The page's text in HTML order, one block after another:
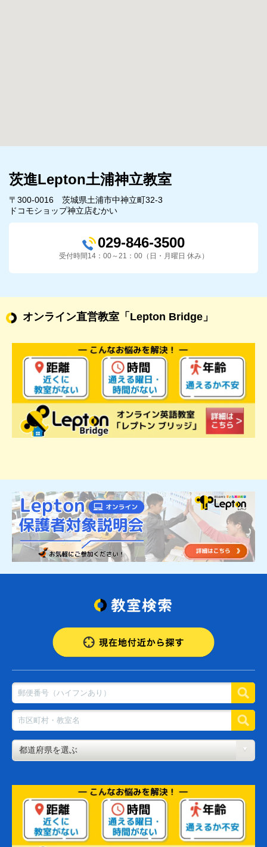
茨進Lepton土浦神立教室
〒300-0016 茨城県土浦市中神立町32-3
ドコモショップ神立店むかい
029-846-3500
受付時間14：00～21：00（日・月曜日 休み）
オンライン直営教室 「Lepton Bridge」